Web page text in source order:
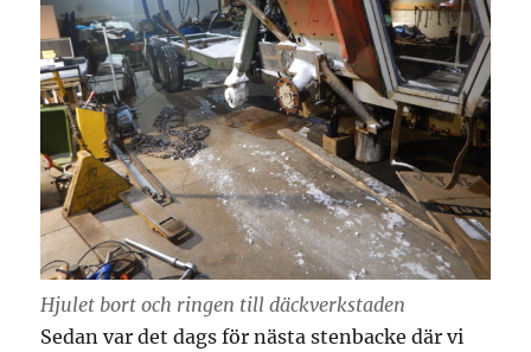
Hjulet bort och ringen till däckverkstaden
Sedan var det dags för nästa stenbacke där vi